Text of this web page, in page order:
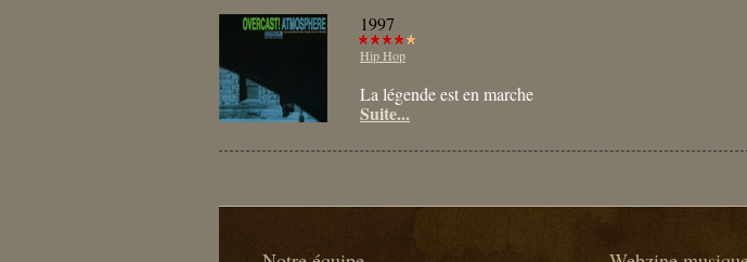
1997
Hip Hop
La légende est en marche
Suite...